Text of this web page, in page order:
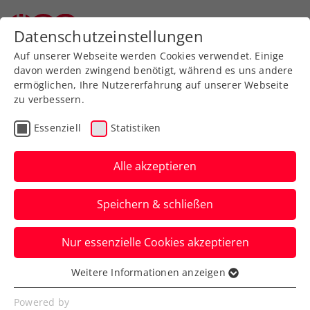
Aktuelle News
News filtern
Datenschutzeinstellungen
Auf unserer Webseite werden Cookies verwendet. Einige
davon werden zwingend benötigt, während es uns andere
ermöglichen, Ihre Nutzererfahrung auf unserer Webseite
zu verbessern.
Essenziell Statistiken
Alle akzeptieren
Speichern & schließen
Nur essenzielle Cookies akzeptieren
Essenziell
Essenzielle Cookies werden für grundlegende
Weitere Informationen anzeigen
Powered by